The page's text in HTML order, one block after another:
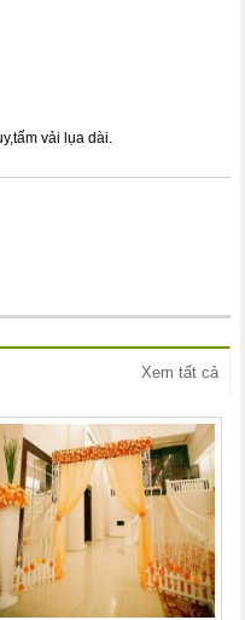
vải lụa dài.
Xem tất cả